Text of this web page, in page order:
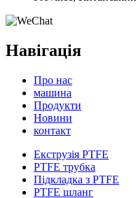
Навігація
Про нас
машина
Продукти
Новини
контакт
Екструзія PTFE
PTFE трубка
Підкладка з PTFE
PTFE шланг